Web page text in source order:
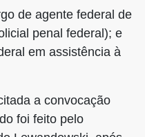
de agente federal de
penal federal); e
em assistência à
a convocação
foi feito pelo